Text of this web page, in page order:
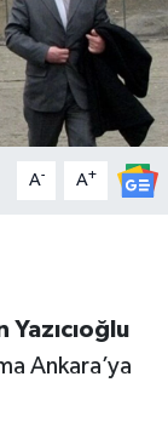
A- A+
Yazıcıoğlu
Ankara’ya